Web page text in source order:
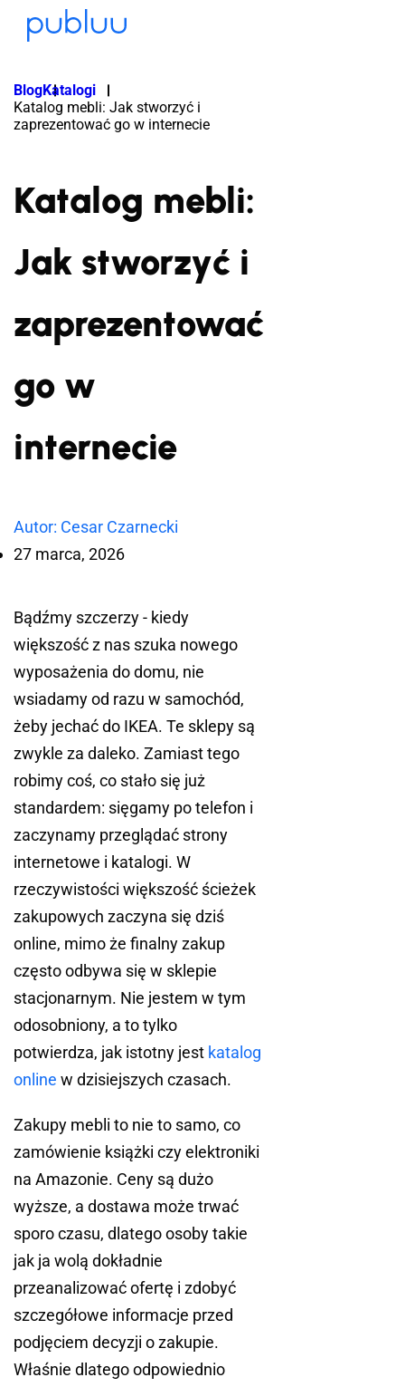
BlogKatalogi
Katalog mebli: Jak stworzyć i
zaprezentować go w internecie
Katalog mebli:
Jak stworzyć i
zaprezentować
go w
internecie
Autor: Cesar Czarnecki
27 marca, 2026
Bądźmy szczerzy - kiedy
większość z nas szuka nowego
wyposażenia do domu, nie
wsiadamy od razu w samochód,
żeby jechać do IKEA. Te sklepy są
zwykle za daleko. Zamiast tego
robimy coś, co stało się już
standardem: sięgamy po telefon i
zaczynamy przeglądać strony
internetowe i katalogi. W
rzeczywistości większość ścieżek
zakupowych zaczyna się dziś
online, mimo że finalny zakup
często odbywa się w sklepie
stacjonarnym. Nie jestem w tym
odosobniony, a to tylko
potwierdza, jak istotny jest katalog
online w dzisiejszych czasach.
Zakupy mebli to nie to samo, co
zamówienie książki czy elektroniki
na Amazonie. Ceny są dużo
wyższe, a dostawa może trwać
sporo czasu, dlatego osoby takie
jak ja wolą dokładnie
przeanalizować ofertę i zdobyć
szczegółowe informacje przed
podjęciem decyzji o zakupie.
Właśnie dlatego odpowiednio